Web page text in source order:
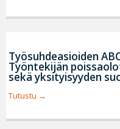
Työsuhdeasioiden
Työntekijän
sekä yksityisyyden
Tutustu